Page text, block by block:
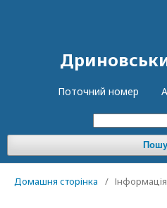
Поточний номер
Домашня сторінка /